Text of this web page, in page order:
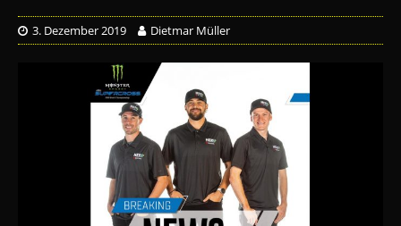
3. Dezember 2019 Dietmar Müller